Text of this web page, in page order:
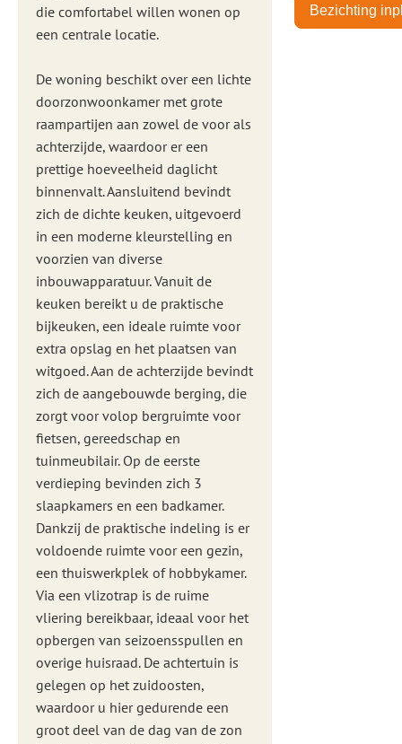
die comfortabel willen wonen op
een centrale locatie.
De woning beschikt over een lichte
doorzonwoonkamer met grote
raampartijen aan zowel de voor als
achterzijde, waardoor er een
prettige hoeveelheid daglicht
binnenvalt. Aansluitend bevindt
zich de dichte keuken, uitgevoerd
in een moderne kleurstelling en
voorzien van diverse
inbouwapparatuur. Vanuit de
keuken bereikt u de praktische
bijkeuken, een ideale ruimte voor
extra opslag en het plaatsen van
witgoed. Aan de achterzijde bevindt
zich de aangebouwde berging, die
zorgt voor volop bergruimte voor
fietsen, gereedschap en
tuinmeubilair. Op de eerste
verdieping bevinden zich 3
slaapkamers en een badkamer.
Dankzij de praktische indeling is er
voldoende ruimte voor een gezin,
een thuiswerkplek of hobbykamer.
Via een vlizotrap is de ruime
vliering bereikbaar, ideaal voor het
opbergen van seizoensspullen en
overige huisraad. De achtertuin is
gelegen op het zuidoosten,
waardoor u hier gedurende een
groot deel van de dag van de zon
Bezichting